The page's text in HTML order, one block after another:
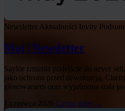
Newsletter Aktualności Invity
Maj | Newsletter
Saylor zmienia podejście do never
jako ochrona przed dewaluacją,
głosowaniem oraz wyjaśniona stała
1 czerwca 2026 Czytaj dalej →